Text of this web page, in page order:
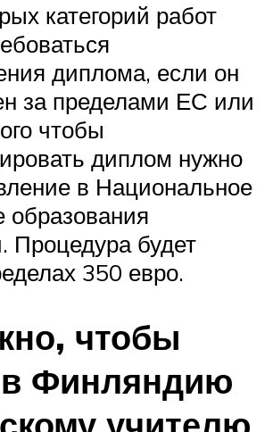
категорий работ
диплома, если он
за пределами ЕС или
чтобы
диплом нужно
в Национальное
образования
Процедура будет
350 евро.
чтобы
в Финляндию